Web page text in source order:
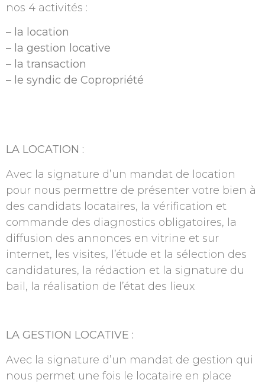
nos 4 activités :
– la location
– la gestion locative
– la transaction
– le syndic de Copropriété
LA LOCATION :
Avec la signature d’un mandat de location
pour nous permettre de présenter votre bien à
des candidats locataires, la vérification et
commande des diagnostics obligatoires, la
diffusion des annonces en vitrine et sur
internet, les visites, l’étude et la sélection des
candidatures, la rédaction et la signature du
bail, la réalisation de l’état des lieux
LA GESTION LOCATIVE :
Avec la signature d’un mandat de gestion qui
nous permet une fois le locataire en place